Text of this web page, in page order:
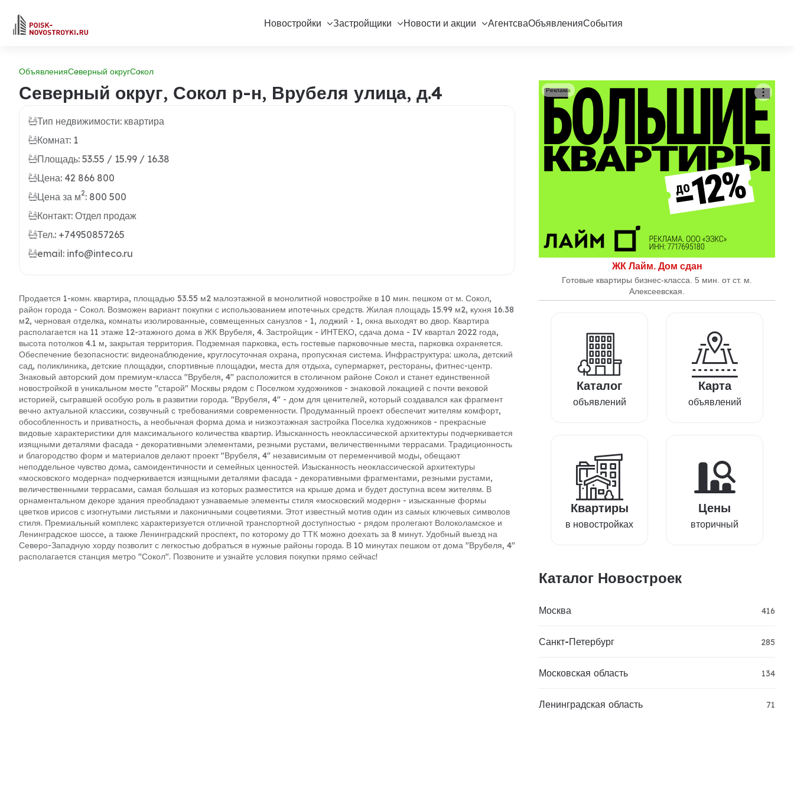
Новостройки Застройщики Новости и акции АгентсваОбъявленияСобытия
ОбъявленияСеверный округСокол
Северный округ, Сокол р-н, Врубеля улица, д.4
Тип недвижимости: квартира
Комнат: 1
Площадь: 53.55 / 15.99 / 16.38
Цена: 42 866 800
Цена за м2: 800 500
Контакт: Отдел продаж
Тел.: +74950857265
email: info@inteco.ru
Продается 1-комн. квартира, площадью 53.55 м2 малоэтажной в монолитной новостройке в 10 мин. пешком от м. Сокол,
район города - Сокол. Возможен вариант покупки с использованием ипотечных средств. Жилая площадь 15.99 м2, кухня 16.38
м2, черновая отделка, комнаты изолированные, совмещенных санузлов - 1, лоджий - 1, окна выходят во двор. Квартира
располагается на 11 этаже 12-этажного дома в ЖК Врубеля, 4. Застройщик - ИНТЕКО, сдача дома - IV квартал 2022 года,
высота потолков 4.1 м, закрытая территория. Подземная парковка, есть гостевые парковочные места, парковка охраняется.
Обеспечение безопасности: видеонаблюдение, круглосуточная охрана, пропускная система. Инфраструктура: школа, детский
сад, поликлиника, детские площадки, спортивные площадки, места для отдыха, супермаркет, рестораны, фитнес-центр.
Знаковый авторский дом премиум-класса "Врубеля, 4" расположится в столичном районе Сокол и станет единственной
новостройкой в уникальном месте "старой" Москвы рядом с Поселком художников - знаковой локацией с почти вековой
историей, сыгравшей особую роль в развитии города. "Врубеля, 4" - дом для ценителей, который создавался как фрагмент
вечно актуальной классики, созвучный с требованиями современности. Продуманный проект обеспечит жителям комфорт,
обособленность и приватность, а необычная форма дома и низкоэтажная застройка Поселка художников - прекрасные
видовые характеристики для максимального количества квартир. Изысканность неоклассической архитектуры подчеркивается
изящными деталями фасада - декоративными элементами, резными рустами, величественными террасами. Традиционность
и благородство форм и материалов делают проект "Врубеля, 4" независимым от переменчивой моды, обещают
неподдельное чувство дома, самоидентичности и семейных ценностей. Изысканность неоклассической архитектуры
«московского модерна» подчеркивается изящными деталями фасада - декоративными фрагментами, резными рустами,
величественными террасами, самая большая из которых разместится на крыше дома и будет доступна всем жителям. В
орнаментальном декоре здания преобладают узнаваемые элементы стиля «московский модерн» - изысканные формы
цветков ирисов с изогнутыми листьями и лаконичными соцветиями. Этот известный мотив один из самых ключевых символов
стиля. Премиальный комплекс характеризуется отличной транспортной доступностью - рядом пролегают Волоколамское и
Ленинградское шоссе, а также Ленинградский проспект, по которому до ТТК можно доехать за 8 минут. Удобный выезд на
Северо-Западную хорду позволит с легкостью добраться в нужные районы города. В 10 минутах пешком от дома "Врубеля, 4"
располагается станция метро "Сокол". Позвоните и узнайте условия покупки прямо сейчас!
ЖК Лайм. Дом сдан
Готовые квартиры бизнес-класса. 5 мин. от ст. м.
Алексеевская.
Реклама
Каталог
объявлений
Карта
объявлений
Квартиры
в новостройках
Цены
вторичный
Каталог Новостроек
Москва 416
Санкт-Петербург 285
Московская область 134
Ленинградская область 71